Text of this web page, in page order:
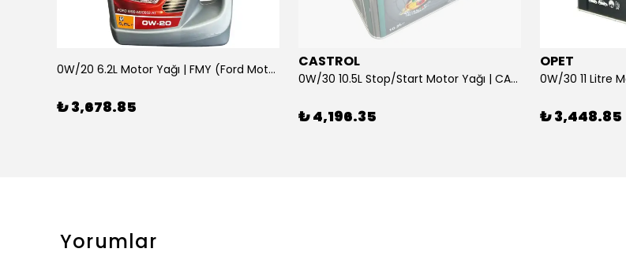
0W/20 6.2L Motor Yağı | FMY (Ford Motor Yağları)
₺ 3,678.85
CASTROL
0W/30 10.5L Stop/Start Motor Yağı | CASTROL
₺ 4,196.35
OPET
0W/30 11 Litre
₺ 3,448.85
Yorumlar